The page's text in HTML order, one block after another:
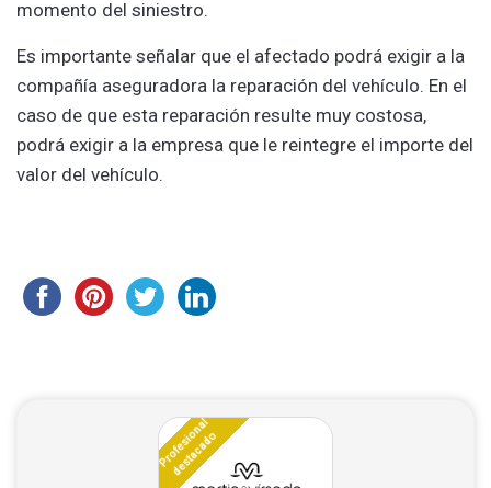
momento del siniestro.
Es importante señalar que el afectado podrá exigir a la
compañía aseguradora la reparación del vehículo. En el
caso de que esta reparación resulte muy costosa,
podrá exigir a la empresa que le reintegre el importe del
valor del vehículo.
Profesional
destacado